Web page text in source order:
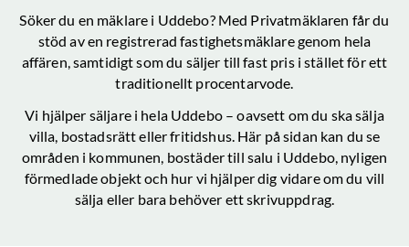
Söker du en mäklare i Uddebo? Med Privatmäklaren får du
stöd av en registrerad fastighetsmäklare genom hela
affären, samtidigt som du säljer till fast pris i stället för ett
traditionellt procentarvode.
Vi hjälper säljare i hela Uddebo– oavsett om du ska sälja
villa, bostadsrätt eller fritidshus. Här på sidan kan du se
områden i kommunen, bostäder till salu i Uddebo, nyligen
förmedlade objekt och hur vi hjälper dig vidare om du vill
sälja eller bara behöver ett skrivuppdrag.